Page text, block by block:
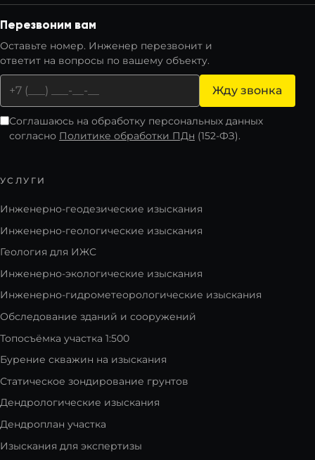
Перезвоним вам
Оставьте номер. Инженер перезвонит и
ответит на вопросы по вашему объекту.
Жду звонка
Соглашаюсь на обработку персональных данных
согласно Политике обработки ПДн (152-ФЗ).
УСЛУГИ
Инженерно-геодезические изыскания
Инженерно-геологические изыскания
Геология для ИЖС
Инженерно-экологические изыскания
Инженерно-гидрометеорологические изыскания
Обследование зданий и сооружений
Топосъёмка участка 1:500
Бурение скважин на изыскания
Статическое зондирование грунтов
Дендрологические изыскания
Дендроплан участка
Изыскания для экспертизы